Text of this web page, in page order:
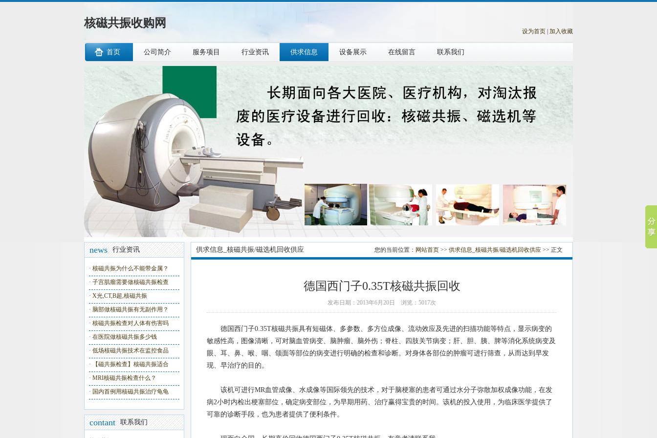
核磁共振收购网
设为首页 加入收藏
首页 公司简介 服务项目 行业资讯 供求信息 设备展示 在线留言 联系我们
news 行业资讯
· 核磁共振为什么不能带金属？
· 子宫肌瘤需要做核磁共振检查
· X光,CT,B超,核磁共振
· 脑部做核磁共振有无副作用？
· 核磁共振检查对人体有伤害吗
· 在医院做核磁共振多少钱
· 低场核磁共振技术在监控食品
·
【磁共振检查】核磁共振适合
· MRI核磁共振检查什么？
· 国内首例用核磁共振治疗龟龟
contant 联系我们
供求信息_核磁共振/磁选机回收供应 您的当前位置： 网站首页 >> 供求信息_核磁共振/磁选机回收供应 >> 正文
德国西门子0.35T核磁共振回收
发布日期：2013年6月20日 浏览：5017次
德国西门子0.35T核磁共振具有短磁体、多参数、多方位成像、流动效应及先进的扫描功能等特点，显示病变的
敏感性高，图像清晰，可对脑血管病变、脑肿瘤、脑外伤；脊柱、四肢关节病变；肝、胆、胰、脾等消化系统病变及
眼、耳、鼻、喉、咽、颌面等部位的病变进行明确的检查和诊断。对身体各部位的肿瘤可进行筛查，从而达到早发
现、早治疗的目的。
该机可进行MR血管成像、水成像等国际领先的技术，对于脑梗塞的患者可通过水分子弥散加权成像功能，在发
病2小时内检出梗塞部位，确定病变部位，为早期用药、治疗赢得宝贵的时间。该机的投入使用，为临床医学提供了
可靠的诊断手段，也为患者提供了便利条件。